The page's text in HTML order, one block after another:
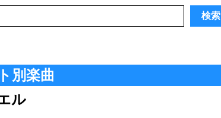
検索
別楽曲
ル